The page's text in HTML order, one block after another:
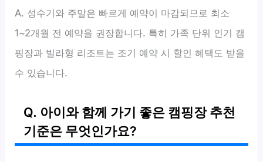
A. 성수기와 주말은 빠르게 예약이 마감되므로 최소
1~2개월 전 예약을 권장합니다. 특히 가족 단위 인기 캠
핑장과 빌라형 리조트는 조기 예약 시 할인 혜택도 받을
수 있습니다.
Q. 아이와 함께 가기 좋은 캠핑장 추천
기준은 무엇인가요?